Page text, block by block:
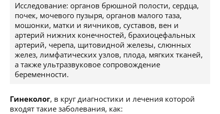
Исследование: органов брюшной полости, сердца,
почек, мочевого пузыря, органов малого таза,
мошонки, матки и яичников, суставов, вен и
артерий нижних конечностей, брахиоцефальных
артерий, черепа, щитовидной железы, слюнных
желез, лимфатических узлов, плода, мягких тканей,
а также ультразвуковое сопровождение
беременности.
Гинеколог, в круг диагностики и лечения которой
входят такие заболевания, как: